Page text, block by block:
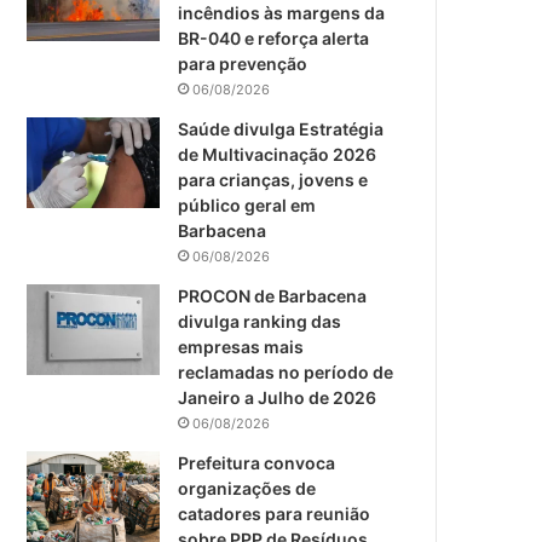
incêndios às margens da
BR-040 e reforça alerta
para prevenção
06/08/2026
Saúde divulga Estratégia
de Multivacinação 2026
para crianças, jovens e
público geral em
Barbacena
06/08/2026
PROCON de Barbacena
divulga ranking das
empresas mais
reclamadas no período de
Janeiro a Julho de 2026
06/08/2026
Prefeitura convoca
organizações de
catadores para reunião